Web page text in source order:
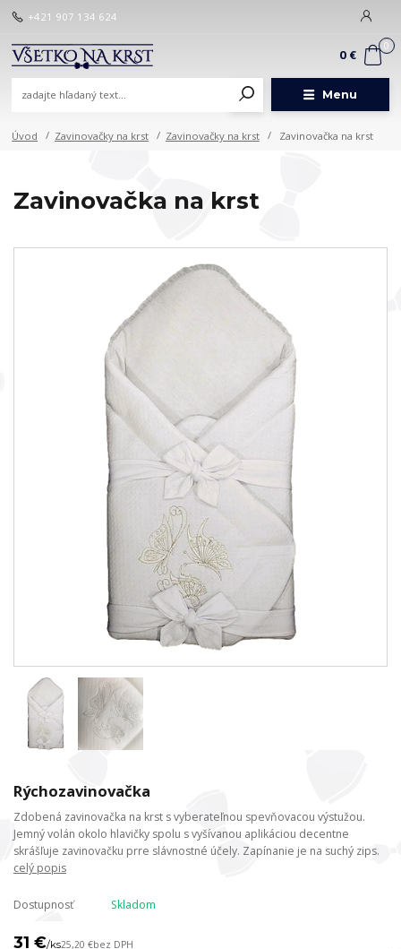
Menu
+421 907 134 624
0
0 €
Úvod Zavinovačky na krst Zavinovačky na krst Zavinovačka na krst
Zavinovačka na krst
Rýchozavinovačka
Zdobená zavinovačka na krst s vyberateľnou spevňovacou výstužou.
Jemný volán okolo hlavičky spolu s vyšívanou aplikáciou decentne
skrášľuje zavinovačku prre slávnostné účely. Zapínanie je na suchý zips.
celý popis
Dostupnosť Skladom
31 €/ks25,20 €bez DPH